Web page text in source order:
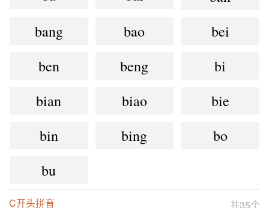
bang
bao
bei
ben
beng
bi
bian
biao
bie
bin
bing
bo
bu
共35个
C开头拼音